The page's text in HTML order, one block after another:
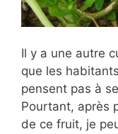
Il y a une autre
que les
pensent pas à
Pourtant, après
de ce fruit, je